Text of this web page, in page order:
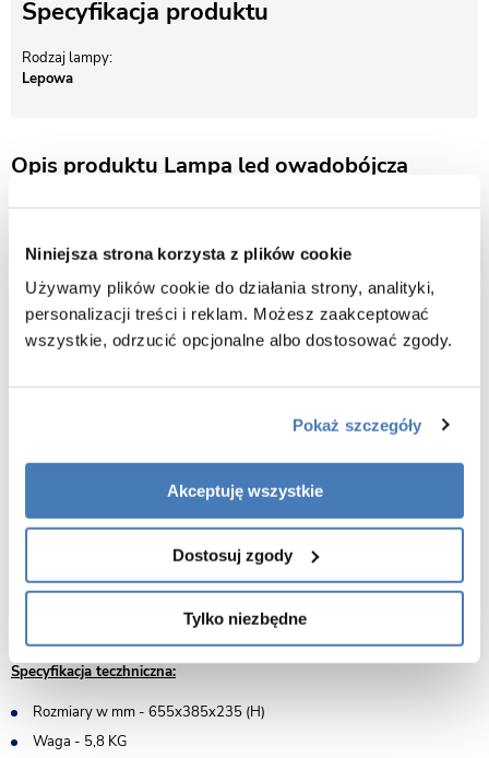
Niniejsza strona korzysta z plików cookie
Używamy plików cookie do działania strony, analityki,
personalizacji treści i reklam. Możesz zaakceptować
wszystkie, odrzucić opcjonalne albo dostosować zgody.
Pokaż szczegóły
Akceptuję wszystkie
Dostosuj zgody
Tylko niezbędne
Specyfikacja produktu
Rodzaj lampy
Lepowa
Opis produktu Lampa led owadobójcza
397, przeznaczona do zwalczania owadów latających. Zastosowane
diody LED o mocy 16 W zapewniają obszar działania porównywalny z
lampą wyposażoną w standardowe świetlówki UV-A 80 W. Model ma
stopień ochrony IP65, dlatego jest odporny na pył i wodę, a także posiada
certyfikaty CE, IMQ oraz HACCP. Lampa została wyprodukowana we
wyłapywania owadów w miejscach wymagających szczególnej higieny,
a następnie zatrzymywane na wymiennym wkładzie lepowym. Model
zużywa 20 W, ma ledy o żywotności ok. 30000 godzin i obudowę ze stali
wkłady lepowe.
Łańcuchy do zawieszenia lampy
Specyfikacja teczhniczna:
Rozmiary w mm - 655x385x235 (H)
Waga - 5,8 KG